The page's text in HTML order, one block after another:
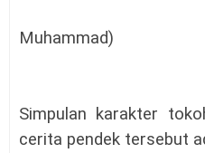
(“Banun”
Muhammad)
Simpulan karakter
cerita pendek tersebut